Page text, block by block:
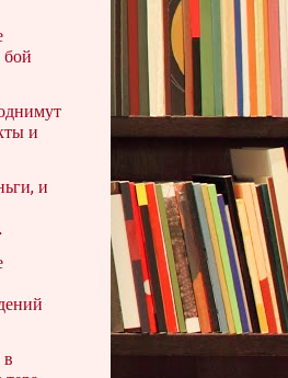
бой
и
и
в